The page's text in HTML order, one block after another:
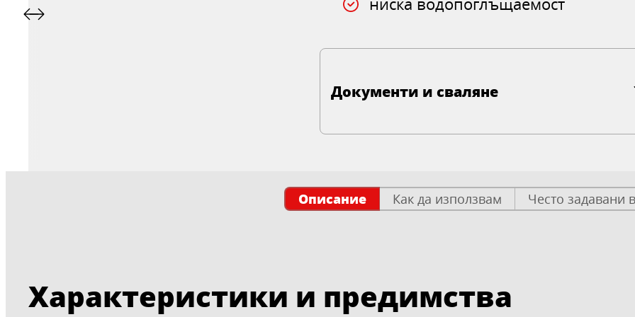
Документи и сваляне
Описание Как да използвам Често задавани
Характеристики и предимства